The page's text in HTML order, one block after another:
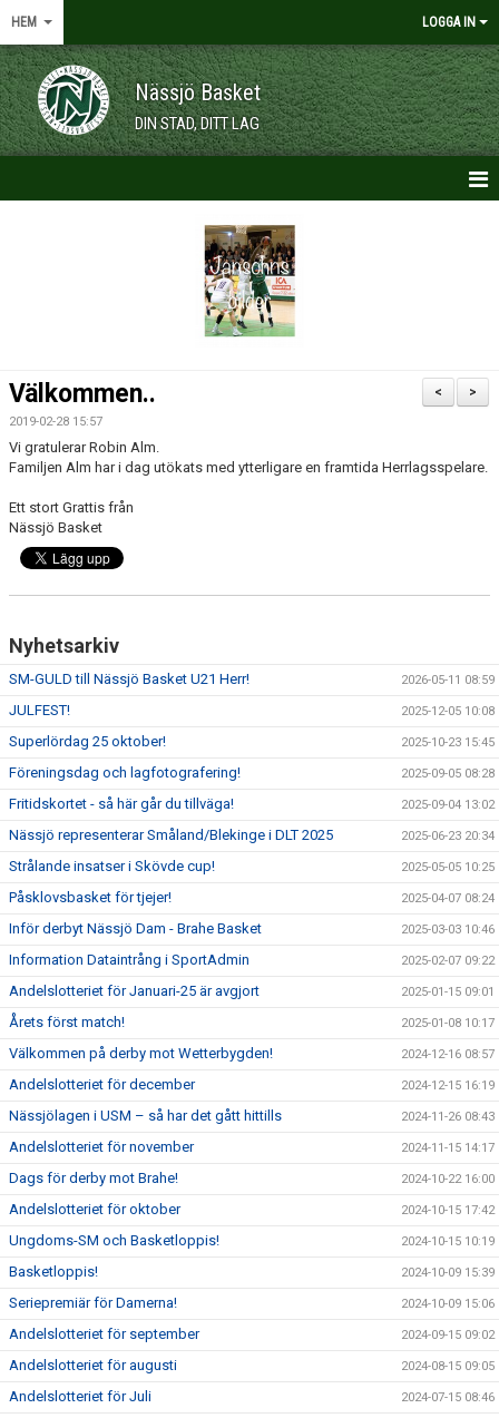
HEM LOGGA IN
Nässjö Basket
DIN STAD, DITT LAG
VÅRA LAG/TRÄNARE
MEDLEMSKAP
UNGDOMSSEKTIONEN
MEDIA
>
<
Välkommen..
2019-02-28 15:57
Vi gratulerar Robin Alm.
Familjen Alm har i dag utökats med ytterligare en framtida Herrlagsspelare.
Ett stort Grattis från
Nässjö Basket
Nyhetsarkiv
SM-GULD till Nässjö Basket U21 Herr! 2026-05-11 08:59
JULFEST! 2025-12-05 10:08
Superlördag 25 oktober! 2025-10-23 15:45
Föreningsdag och lagfotografering! 2025-09-05 08:28
Fritidskortet - så här går du tillväga! 2025-09-04 13:02
Nässjö representerar Småland/Blekinge i DLT 2025 2025-06-23 20:34
Strålande insatser i Skövde cup! 2025-05-05 10:25
Påsklovsbasket för tjejer! 2025-04-07 08:24
Inför derbyt Nässjö Dam - Brahe Basket 2025-03-03 10:46
Information Dataintrång i SportAdmin 2025-02-07 09:22
Andelslotteriet för Januari-25 är avgjort 2025-01-15 09:01
Årets först match! 2025-01-08 10:17
Välkommen på derby mot Wetterbygden! 2024-12-16 08:57
Andelslotteriet för december 2024-12-15 16:19
Nässjölagen i USM – så har det gått hittills 2024-11-26 08:43
Andelslotteriet för november 2024-11-15 14:17
Dags för derby mot Brahe! 2024-10-22 16:00
Andelslotteriet för oktober 2024-10-15 17:42
Ungdoms-SM och Basketloppis! 2024-10-15 10:19
Basketloppis! 2024-10-09 15:39
Seriepremiär för Damerna! 2024-10-09 15:06
Andelslotteriet för september 2024-09-15 09:02
Andelslotteriet för augusti 2024-08-15 09:05
Andelslotteriet för Juli 2024-07-15 08:46